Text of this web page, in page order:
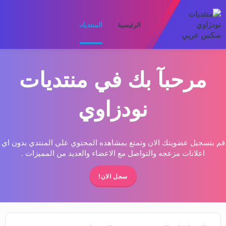
الرئيسية المنتديات
مرحبآ بك في منتديات
نودزاوي
قم بتسجيل عضويتك الان وتمتع بمشاهده المحتوي علي المنتدي بدون اي
اعلانات مزعجه والتواصل مع الاعضاء والعديد من المميزات .
سجل الان!